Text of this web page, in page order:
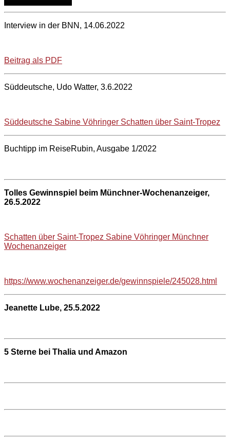
Interview in der BNN, 14.06.2022
Beitrag als PDF
Süddeutsche, Udo Watter, 3.6.2022
Süddeutsche Sabine Vöhringer Schatten über Saint-Tropez
Buchtipp im ReiseRubin, Ausgabe 1/2022
Tolles Gewinnspiel beim Münchner-Wochenanzeiger,
26.5.2022
Schatten über Saint-Tropez Sabine Vöhringer Münchner
Wochenanzeiger
https://www.wochenanzeiger.de/gewinnspiele/245028.html
Jeanette Lube, 25.5.2022
5 Sterne bei Thalia und Amazon